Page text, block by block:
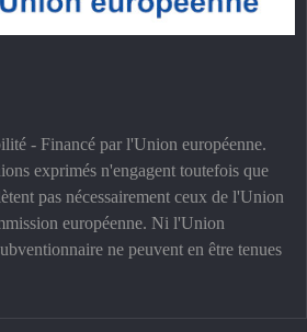
- Financé par l'Union européenne.
exprimés n'engagent toutefois que
pas nécessairement ceux de l'Union
européenne. Ni l'Union
ne peuvent en être tenues